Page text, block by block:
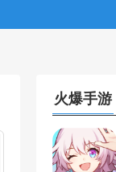
火爆手游